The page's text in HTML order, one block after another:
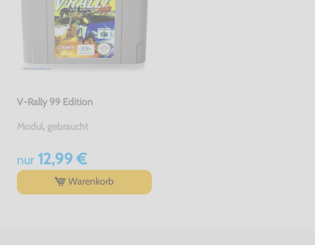
V-Rally 99 Edition
Modul, gebraucht
nur12,99 €
Warenkorb